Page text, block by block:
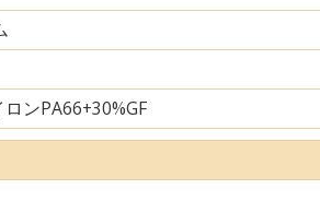
ンPA66+30%GF